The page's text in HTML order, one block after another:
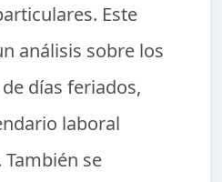
Este
análisis sobre los
días feriados,
laboral
También se